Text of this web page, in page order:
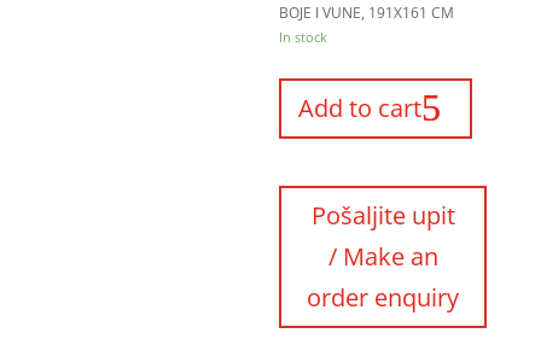
BOJE I VUNE, 191X161 CM
In stock
Add to cart